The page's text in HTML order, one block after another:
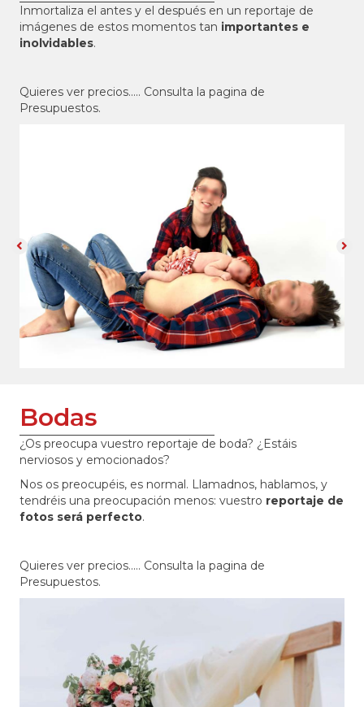
Inmortaliza el antes y el después en un reportaje de
imágenes de estos momentos tan importantes e
inolvidables.
Quieres ver precios..... Consulta la pagina de
Presupuestos.
Bodas
¿Os preocupa vuestro reportaje de boda? ¿Estáis
nerviosos y emocionados?
Nos os preocupéis, es normal. Llamadnos, hablamos, y
tendréis una preocupación menos: vuestro reportaje de
fotos será perfecto.
Quieres ver precios..... Consulta la pagina de
Presupuestos.